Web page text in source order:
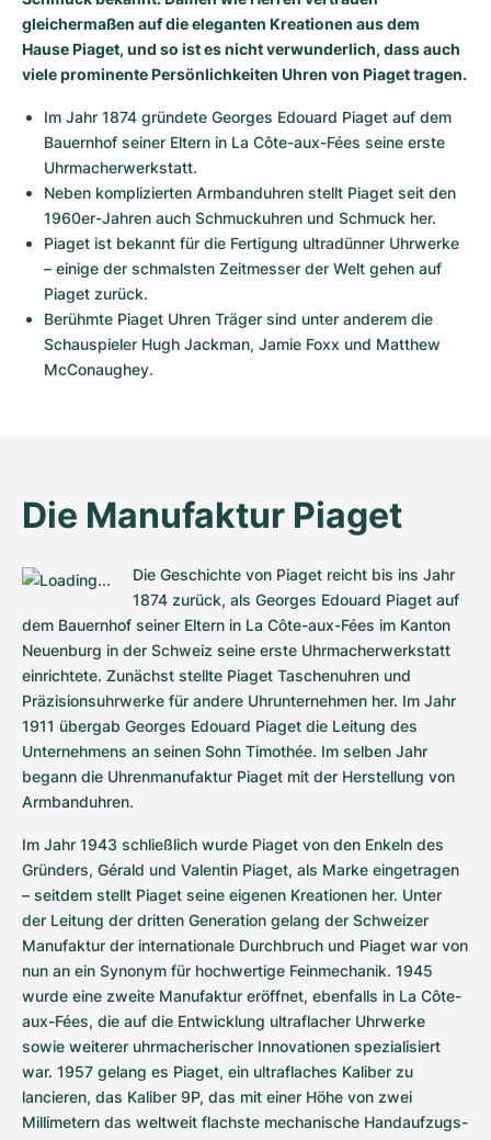
gleichermaßen auf die eleganten Kreationen aus dem
Hause Piaget, und so ist es nicht verwunderlich, dass auch
viele prominente Persönlichkeiten Uhren von Piaget tragen.
Im Jahr 1874 gründete Georges Edouard Piaget auf dem
Bauernhof seiner Eltern in La Côte-aux-Fées seine erste
Uhrmacherwerkstatt.
Neben komplizierten Armbanduhren stellt Piaget seit den
1960er-Jahren auch Schmuckuhren und Schmuck her.
Piaget ist bekannt für die Fertigung ultradünner Uhrwerke
– einige der schmalsten Zeitmesser der Welt gehen auf
Piaget zurück.
Berühmte Piaget Uhren Träger sind unter anderem die
Schauspieler Hugh Jackman, Jamie Foxx und Matthew
McConaughey.
Die Manufaktur Piaget
Die Geschichte von Piaget reicht bis ins Jahr
1874 zurück, als Georges Edouard Piaget auf
dem Bauernhof seiner Eltern in La Côte-aux-Fées im Kanton
Neuenburg in der Schweiz seine erste Uhrmacherwerkstatt
einrichtete. Zunächst stellte Piaget Taschenuhren und
Präzisionsuhrwerke für andere Uhrunternehmen her. Im Jahr
1911 übergab Georges Edouard Piaget die Leitung des
Unternehmens an seinen Sohn Timothée. Im selben Jahr
begann die Uhrenmanufaktur Piaget mit der Herstellung von
Armbanduhren.
Im Jahr 1943 schließlich wurde Piaget von den Enkeln des
Gründers, Gérald und Valentin Piaget, als Marke eingetragen
– seitdem stellt Piaget seine eigenen Kreationen her. Unter
der Leitung der dritten Generation gelang der Schweizer
Manufaktur der internationale Durchbruch und Piaget war von
nun an ein Synonym für hochwertige Feinmechanik. 1945
wurde eine zweite Manufaktur eröffnet, ebenfalls in La Côte-
aux-Fées, die auf die Entwicklung ultraflacher Uhrwerke
sowie weiterer uhrmacherischer Innovationen spezialisiert
war. 1957 gelang es Piaget, ein ultraflaches Kaliber zu
lancieren, das Kaliber 9P, das mit einer Höhe von zwei
Millimetern das weltweit flachste mechanische Handaufzugs-